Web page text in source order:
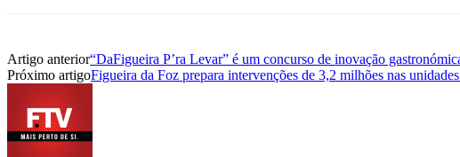
Artigo anterior“DaFigueira P’ra Levar” é um concurso de inovação
Próximo artigoFigueira da Foz prepara intervenções de 3,2 milhões nas